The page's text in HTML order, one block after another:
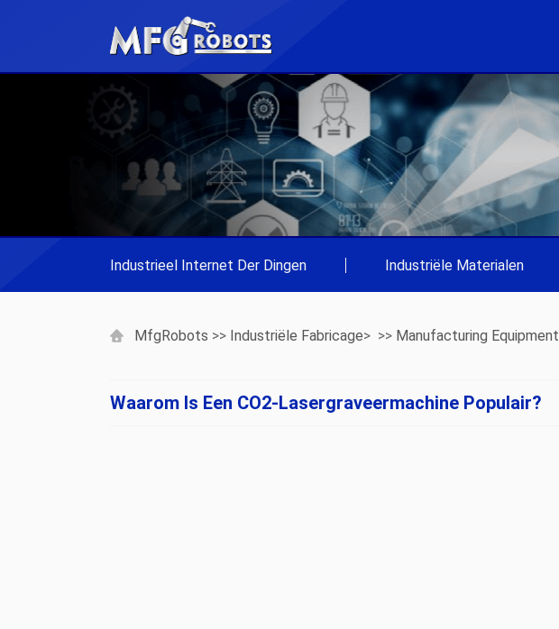
Industrieel Internet Der Dingen Industriële Materialen
MfgRobots >> Industriële Fabricage> >> Manufacturing Equipment
Waarom Is Een CO2-Lasergraveermachine Populair?